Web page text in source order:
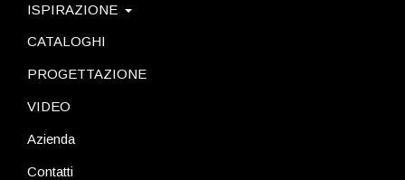
ISPIRAZIONE
CATALOGHI
PROGETTAZIONE
VIDEO
Azienda
Contatti